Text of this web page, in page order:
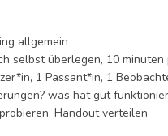
allgemein
selbst überlegen, 10 minuten
1 Passant*in, 1
was hat gut
Handout verteilen